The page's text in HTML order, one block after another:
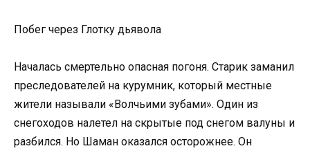
Побег через Глотку дьявола
Началась смертельно опасная погоня. Старик заманил
преследователей на курумник, который местные
жители называли «Волчьими зубами». Один из
снегоходов налетел на скрытые под снегом валуны и
разбился. Но Шаман оказался осторожнее. Он